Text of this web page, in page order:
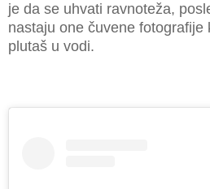
je da se uhvati ravnoteža,
nastaju one čuvene fotografije
plutaš u vodi.